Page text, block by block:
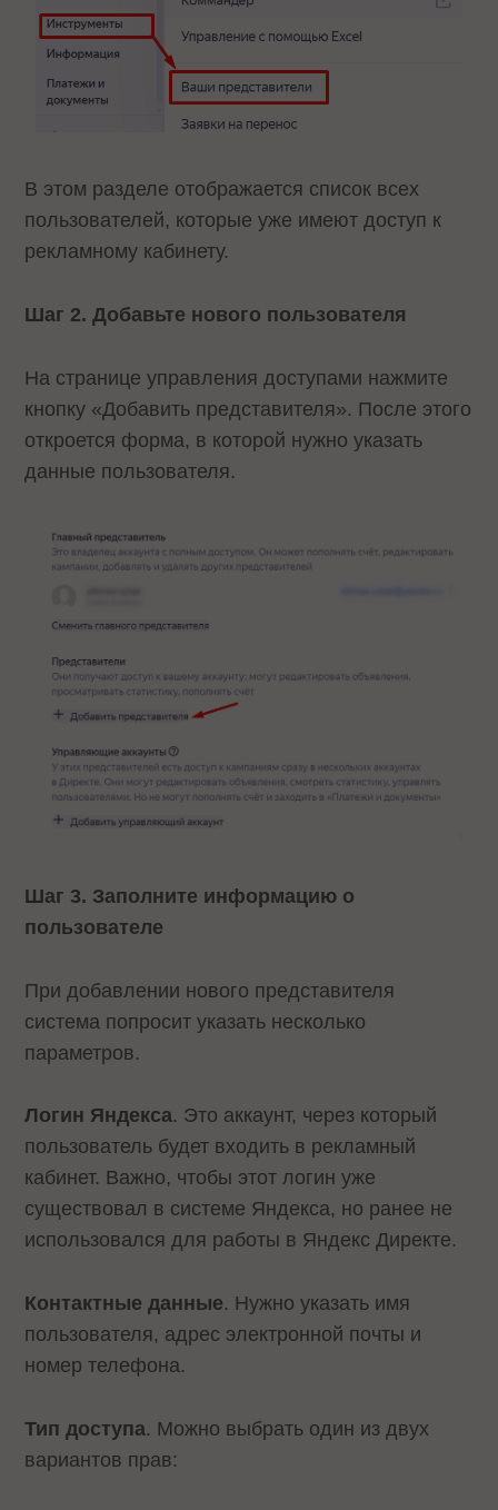
В этом разделе отображается список всех
пользователей, которые уже имеют доступ к
рекламному кабинету.
Шаг 2. Добавьте нового пользователя
На странице управления доступами нажмите
кнопку «Добавить представителя». После этого
откроется форма, в которой нужно указать
данные пользователя.
Шаг 3. Заполните информацию о
пользователе
При добавлении нового представителя
система попросит указать несколько
параметров.
Логин Яндекса. Это аккаунт, через который
пользователь будет входить в рекламный
кабинет. Важно, чтобы этот логин уже
существовал в системе Яндекса, но ранее не
использовался для работы в Яндекс Директе.
Контактные данные. Нужно указать имя
пользователя, адрес электронной почты и
номер телефона.
Тип доступа. Можно выбрать один из двух
вариантов прав: